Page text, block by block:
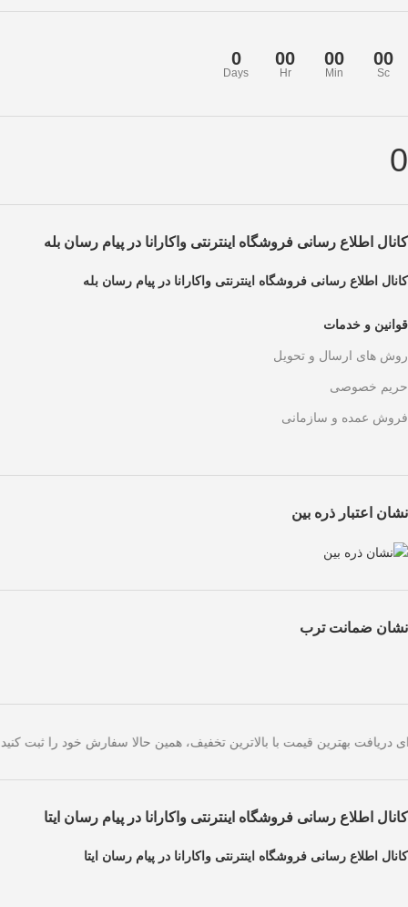
0
Days
00
Hr
00
Min
00
Sc
0
کانال اطلاع رسانی فروشگاه اینترنتی واکارانا در پیام رسان بله
کانال اطلاع رسانی فروشگاه اینترنتی واکارانا در پیام رسان بله
قوانین و خدمات
روش های ارسال و تحویل
حریم خصوصی
فروش عمده و سازمانی
نشان اعتبار ذره بین
نشان ضمانت ترب
امروز است. برای دریافت بهترین قیمت با بالاترین تخفیف، همین حالا
کانال اطلاع رسانی فروشگاه اینترنتی واکارانا در پیام رسان ایتا
کانال اطلاع رسانی فروشگاه اینترنتی واکارانا در پیام رسان ایتا